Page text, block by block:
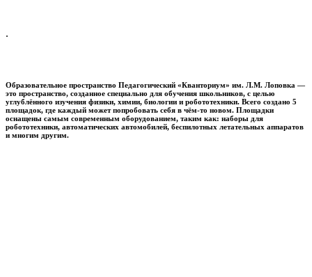
.
Образовательное пространство Педагогический «Кванториум» им. Л.М. Лоповка —
это пространство, созданное специально для обучения школьников, с целью
углублённого изучения физики, химии, биологии и робототехники. Всего создано 5
площадок, где каждый может попробовать себя в чём-то новом. Площадки
оснащены самым современным оборудованием, таким как: наборы для
робототехники, автоматических автомобилей, беспилотных летательных аппаратов
и многим другим.